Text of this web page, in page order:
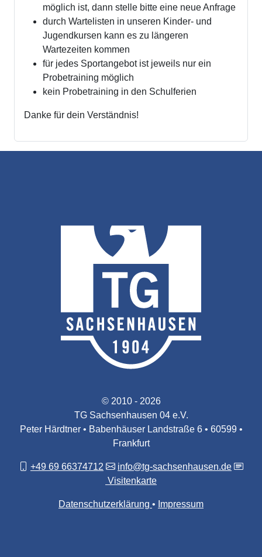
möglich ist, dann stelle bitte eine neue Anfrage
durch Wartelisten in unseren Kinder- und
Jugendkursen kann es zu längeren
Wartezeiten kommen
für jedes Sportangebot ist jeweils nur ein
Probetraining möglich
kein Probetraining in den Schulferien
Danke für dein Verständnis!
© 2010 - 2026
TG Sachsenhausen 04 e.V.
Peter Härdtner • Babenhäuser Landstraße 6 • 60599 •
Frankfurt
+49 69 66374712
info@tg-sachsenhausen.de
Visitenkarte
Datenschutzerklärung Impressum